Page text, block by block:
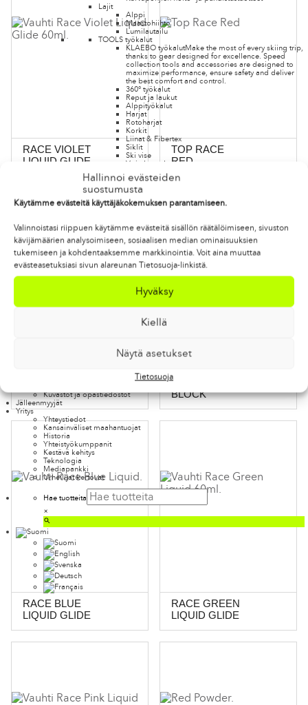
Hallinnoi evästeiden
suostumusta
Käytämme evästeitä käyttäjäkokemuksen parantamiseen.
Valinnoistasi riippuen käytämme evästeitä sisällön räätälöimiseen, sivuston
kävijämäärien analysoimiseen, sosiaalisen median ominaisuuksien
tukemiseen ja kohdentaaksemme markkinointia. Voit aina muuttaa
evästeasetuksiasi sivun alareunan Tietosuoja-linkistä.
Hyväksy
Kiellä
Näytä asetukset
Tietosuoja
Lajit
Alppi
Maastohiihto
Lumilautailu
TOOLS työkalut
KLAEBO työkalutMake the most of every skiing trip,
thanks to gear designed for excellence. Speed
collection tools and accessories are designed to
maximize performance, ensure safety and deliver
the best comfort and control.
360° työkalut
Reput ja laukut
Alppityökalut
Harjat
Rotoharjat
Korkit
Liinat & Fibertex
Siklit
Ski vise
Voiteluraudat
Maastohiihto
Alppi
Karva­pohja­suksien voitelu ja huolto
Kuvastot ja opas­tiedostot
Jälleenmyyjät
Yritys
Yhteystiedot
Kansainväliset maahantuojat
Historia
Yhteistyökumppanit
Kestävä kehitys
Teknologia
Mediapankki
Urheilijat kertovat
Hae tuotteita
×
RACE VIOLET
LIQUID GLIDE
TOP RACE
RED
VIOLET
BLOCK
RACE BLUE
LIQUID GLIDE
RACE GREEN
LIQUID GLIDE